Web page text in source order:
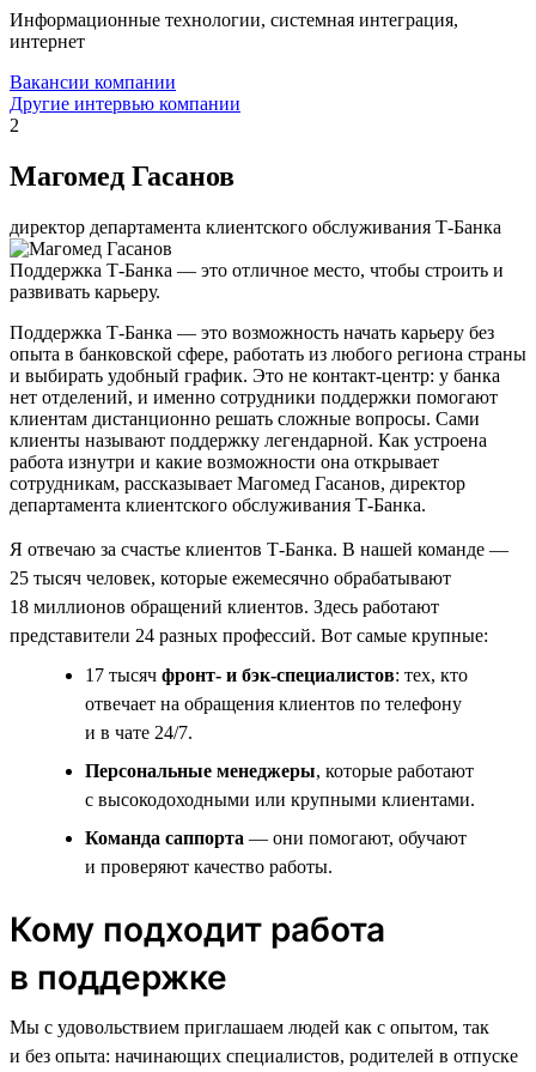
Информационные технологии, системная интеграция,
интернет
Вакансии компании
Другие интервью компании
2
Магомед Гасанов
директор департамента клиентского обслуживания Т-Банка
Поддержка Т-Банка — это отличное место, чтобы строить и
развивать карьеру.
Поддержка Т-Банка — это возможность начать карьеру без
опыта в банковской сфере, работать из любого региона страны
и выбирать удобный график. Это не контакт-центр: у банка
нет отделений, и именно сотрудники поддержки помогают
клиентам дистанционно решать сложные вопросы. Сами
клиенты называют поддержку легендарной. Как устроена
работа изнутри и какие возможности она открывает
сотрудникам, рассказывает Магомед Гасанов, директор
департамента клиентского обслуживания Т-Банка.
Я отвечаю за счастье клиентов Т-Банка. В нашей команде —
25 тысяч человек, которые ежемесячно обрабатывают
18 миллионов обращений клиентов. Здесь работают
представители 24 разных профессий. Вот самые крупные:
17 тысяч фронт- и бэк-специалистов: тех, кто
отвечает на обращения клиентов по телефону
и в чате 24/7.
Персональные менеджеры, которые работают
с высокодоходными или крупными клиентами.
Команда саппорта — они помогают, обучают
и проверяют качество работы.
Кому подходит работа
в поддержке
Мы с удовольствием приглашаем людей как с опытом, так
и без опыта: начинающих специалистов, родителей в отпуске